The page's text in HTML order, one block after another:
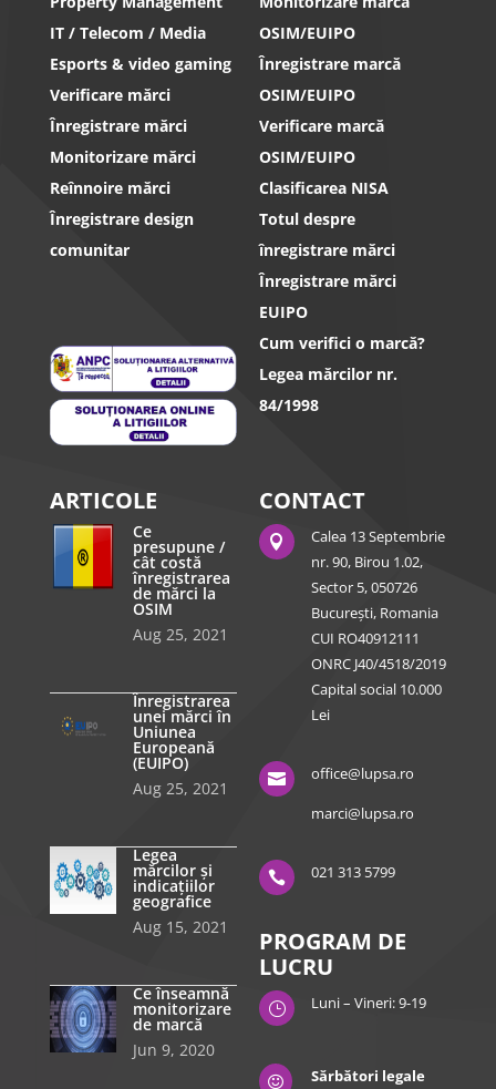
IT / Telecom / Media
Esports & video gaming
Verificare mărci
Înregistrare mărci
Monitorizare mărci
Reînnoire mărci
Înregistrare design
comunitar
OSIM/EUIPO
Înregistrare marcă
OSIM/EUIPO
Verificare marcă
OSIM/EUIPO
Clasificarea NISA
Totul despre
înregistrare mărci
Înregistrare mărci
EUIPO
Cum verifici o marcă?
Legea mărcilor nr.
84/1998
ARTICOLE
Ce
presupune /
cât costă
înregistrarea
de mărci la
OSIM
Aug 25, 2021
Înregistrarea
unei mărci în
Uniunea
Europeană
(EUIPO)
Aug 25, 2021
Legea
mărcilor și
indicațiilor
geografice
Aug 15, 2021
Ce înseamnă
monitorizare
de marcă
Jun 9, 2020
CONTACT

Calea 13 Septembrie
nr. 90, Birou 1.02,
Sector 5, 050726
București, Romania
CUI RO40912111
ONRC J40/4518/2019
Capital social 10.000
Lei

office@lupsa.ro
marci@lupsa.ro
 021 313 5799
PROGRAM DE
LUCRU
} Luni – Vineri: 9-19

Sărbători legale